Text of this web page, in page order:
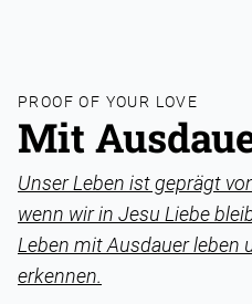
PROOF OF YOUR LOVE
Mit
Unser Leben ist geprägt
wenn wir in Jesu Liebe
Leben mit Ausdauer leben
erkennen.